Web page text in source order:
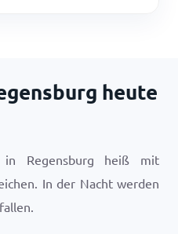
heute
Regensburg heiß mit
In der Nacht werden
fallen.